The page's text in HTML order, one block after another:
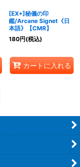
[EX+]秘儀の印
鑑/Arcane Signet《日
本語》【CMR】
180円(税込)
カートに入れる